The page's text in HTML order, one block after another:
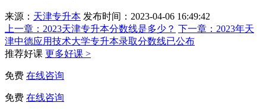
来源： 天津专升本 发布时间：2023-04-06 16:49:42
上一章： 2023天津专升本分数线是多少？ 下一章： 2023年天
津中德应用技术大学专升本录取分数线已公布
推荐好课 更多好课 >
免费 在线咨询
免费 在线咨询